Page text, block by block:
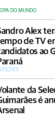
DO MUNDO
Alex
de TV
ao
da
é